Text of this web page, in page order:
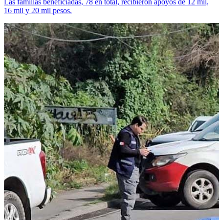
Las familias beneficiadas, 78 en total, recibieron apoyos de 12 mil,
16 mil y 20 mil pesos.